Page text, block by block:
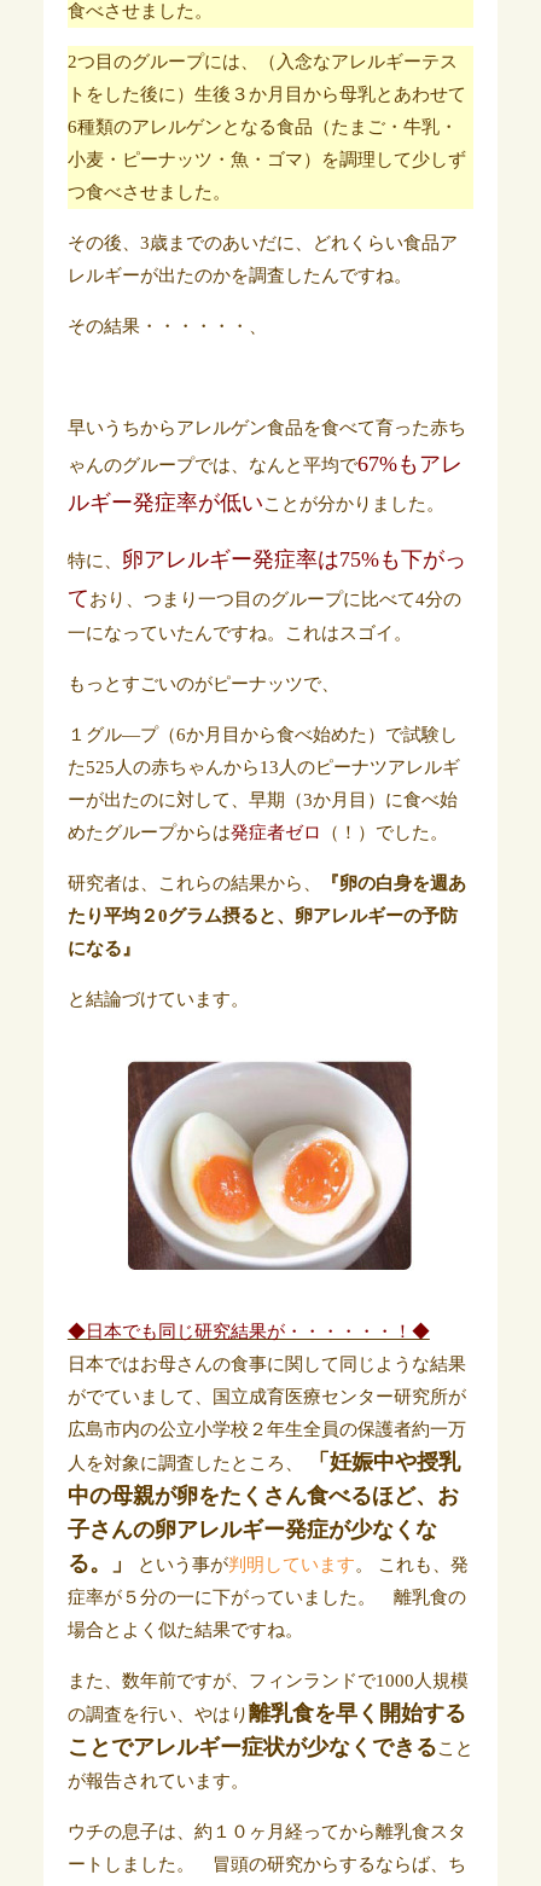
食べさせました。
2つ目のグループには、（入念なアレルギーテス
トをした後に）生後３か月目から母乳とあわせて
6種類のアレルゲンとなる食品（たまご・牛乳・
小麦・ピーナッツ・魚・ゴマ）を調理して少しず
つ食べさせました。
その後、3歳までのあいだに、どれくらい食品ア
レルギーが出たのかを調査したんですね。
その結果・・・・・・、
早いうちからアレルゲン食品を食べて育った赤ち
ゃんのグループでは、なんと平均で67%もアレ
ルギー発症率が低いことが分かりました。
特に、 卵アレルギー発症率は75%も下がっ
ており、つまり一つ目のグループに比べて4分の
一になっていたんですね。これはスゴイ。
もっとすごいのがピーナッツで、
１グル―プ（6か月目から食べ始めた）で試験し
た525人の赤ちゃんから13人のピーナツアレルギ
ーが出たのに対して、早期（3か月目）に食べ始
めたグループからは発症者ゼロ （！）でした。
研究者は、これらの結果から、
『卵の白身を週あ
たり平均２0グラム摂ると、卵アレルギーの予防
になる』
と結論づけています。
◆日本でも同じ研究結果が・・・・・・！◆
日本ではお母さんの食事に関して同じような結果
がでていまして、国立成育医療センター研究所が
広島市内の公立小学校２年生全員の保護者約一万
人を対象に調査したところ、
「妊娠中や授乳
中の母親が卵をたくさん食べるほど、お
子さんの卵アレルギー発症が少なくな
る。」
という事が判明しています。 これも、発
症率が５分の一に下がっていました。 離乳食の
場合とよく似た結果ですね。
また、数年前ですが、フィンランドで1000人規模
の調査を行い、やはり離乳食を早く開始する
ことでアレルギー症状が少なくできること
が報告されています。
ウチの息子は、約１０ヶ月経ってから離乳食スタ
ートしました。 冒頭の研究からするならば、ち